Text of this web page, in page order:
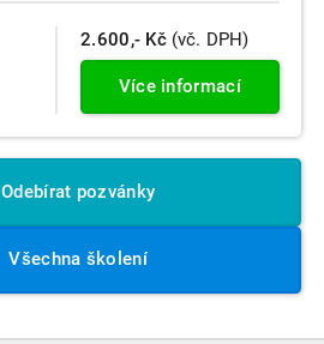
2.600,- Kč (vč. DPH)
Více informací
Odebírat pozvánky
Všechna školení